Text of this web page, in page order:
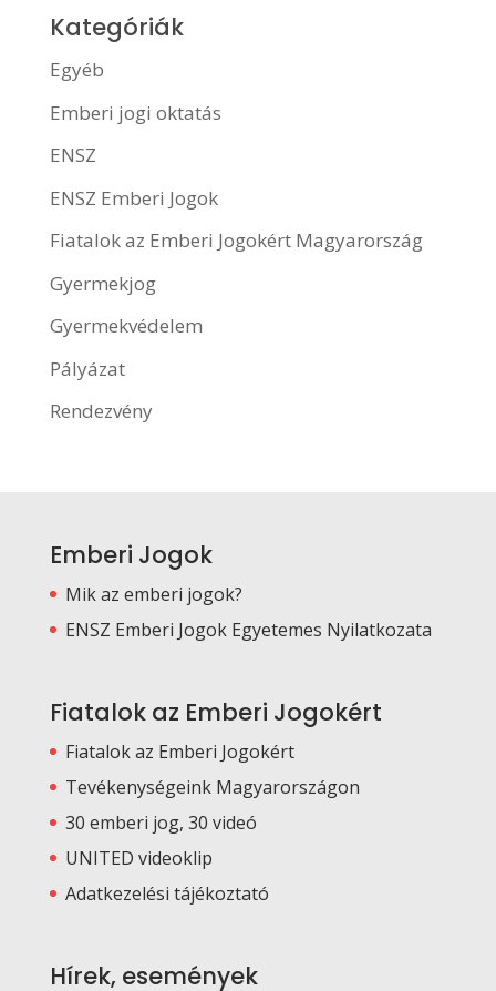
Kategóriák
Egyéb
Emberi jogi oktatás
ENSZ
ENSZ Emberi Jogok
Fiatalok az Emberi Jogokért Magyarország
Gyermekjog
Gyermekvédelem
Pályázat
Rendezvény
Emberi Jogok
Mik az emberi jogok?
ENSZ Emberi Jogok Egyetemes Nyilatkozata
Fiatalok az Emberi Jogokért
Fiatalok az Emberi Jogokért
Tevékenységeink Magyarországon
30 emberi jog, 30 videó
UNITED videoklip
Adatkezelési tájékoztató
Hírek, események